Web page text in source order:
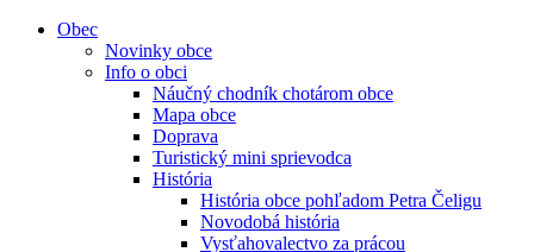
Obec
Novinky obce
Info o obci
Náučný chodník chotárom obce
Mapa obce
Doprava
Turistický mini sprievodca
História
História obce pohľadom Petra Čeligu
Novodobá história
Vysťahovalectvo za prácou